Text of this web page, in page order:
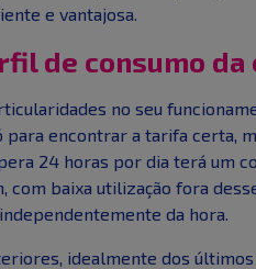
e vantajosa.
de consumo da
no seu
para encontrar a tarifa certa,
24 horas por dia terá um
com baixa utilização fora
da hora.
idealmente dos